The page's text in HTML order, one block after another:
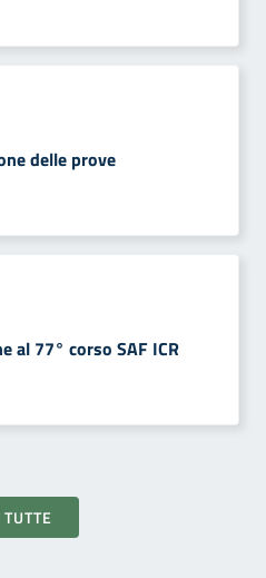
delle prove
al 77° corso SAF ICR